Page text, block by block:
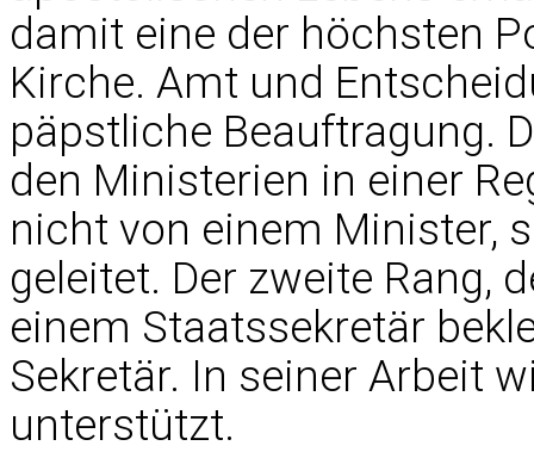
damit eine der höchsten
Kirche. Amt und
päpstliche Beauftragung.
den Ministerien in einer
nicht von einem Minister,
geleitet. Der zweite Rang,
einem Staatssekretär
Sekretär. In seiner Arbeit
unterstützt.